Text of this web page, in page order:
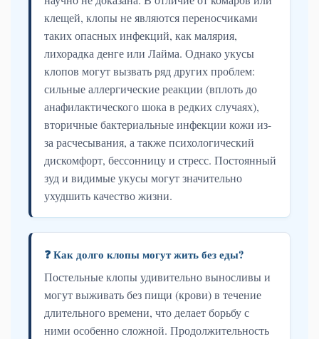
клещей, клопы не являются переносчиками
таких опасных инфекций, как малярия,
лихорадка денге или Лайма. Однако укусы
клопов могут вызвать ряд других проблем:
сильные аллергические реакции (вплоть до
анафилактического шока в редких случаях),
вторичные бактериальные инфекции кожи из-
за расчесывания, а также психологический
дискомфорт, бессонницу и стресс. Постоянный
зуд и видимые укусы могут значительно
ухудшить качество жизни.
❓ Как долго клопы могут жить без еды?
Постельные клопы удивительно выносливы и
могут выживать без пищи (крови) в течение
длительного времени, что делает борьбу с
ними особенно сложной. Продолжительность